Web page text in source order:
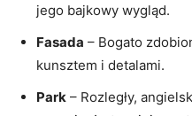
jego bajkowy wygląd.
Fasada ⁢– Bogato
kunsztem​ i detalami.
Park – Rozległy,